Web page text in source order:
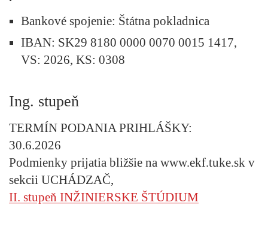
Bankové spojenie: Štátna pokladnica
IBAN: SK29 8180 0000 0070 0015 1417,
VS: 2026, KS: 0308
Ing. stupeň
TERMÍN PODANIA PRIHLÁŠKY:
30.6.2026
Podmienky prijatia bližšie na www.ekf.tuke.sk v
sekcii UCHÁDZAČ,
II. stupeň INŽINIERSKE ŠTÚDIUM